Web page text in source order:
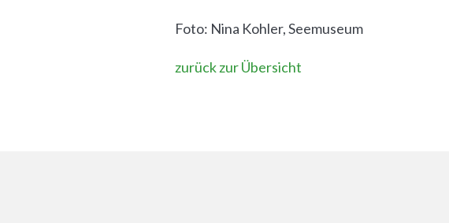
Foto: Nina Kohler, Seemuseum
zurück zur Übersicht